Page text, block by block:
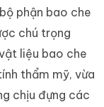
phận bao che
chú trọng
liệu bao che
thẩm mỹ, vừa
chịu đựng các